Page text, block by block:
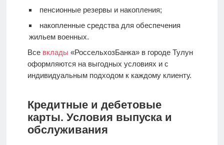
пенсионные резервы и накопления;
накопленные средства для обеспечения
жильем военных.
Все вклады «РоссельхозБанка» в городе Тулун
оформляются на выгодных условиях и с
индивидуальным подходом к каждому клиенту.
Кредитные и дебетовые
карты. Условия выпуска и
обслуживания